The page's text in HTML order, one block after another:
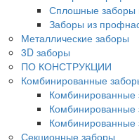
Сплошные заборы
Заборы из
Металлические заборы
3D заборы
ПО КОНСТРУКЦИИ
Комбинированные
Комбинированные
Комбинированные
Комбинированные
Секционные заборы